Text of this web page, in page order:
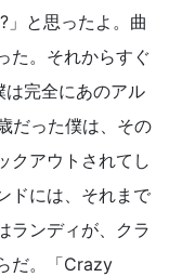
」と思ったよ。曲
た。それからすぐ
は完全にあのアル
だった僕は、その
クアウトされてし
ドには、それまで
ランディが、クラ
だ。「Crazy